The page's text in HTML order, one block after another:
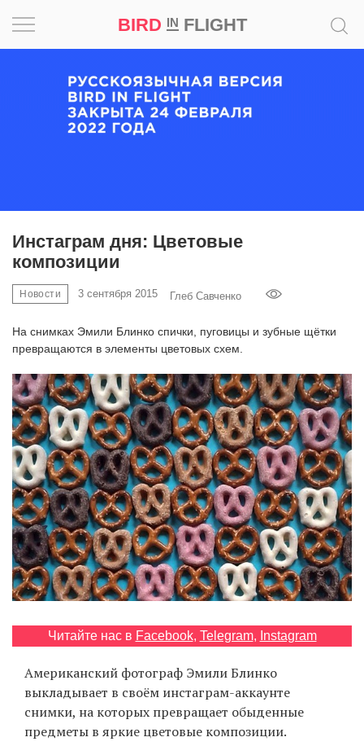
BIRD INFLIGHT
Инстаграм дня: Цветовые
композиции
Новости 3 сентября 2015 Глеб Савченко
На снимках Эмили Блинко спички, пуговицы и зубные щётки
превращаются в элементы цветовых схем.
Читайте нас в Facebook, Telegram, Instagram
Американский фотограф Эмили Блинко
выкладывает в своём инстаграм-аккаунте
снимки, на которых превращает обыденные
предметы в яркие цветовые композиции.